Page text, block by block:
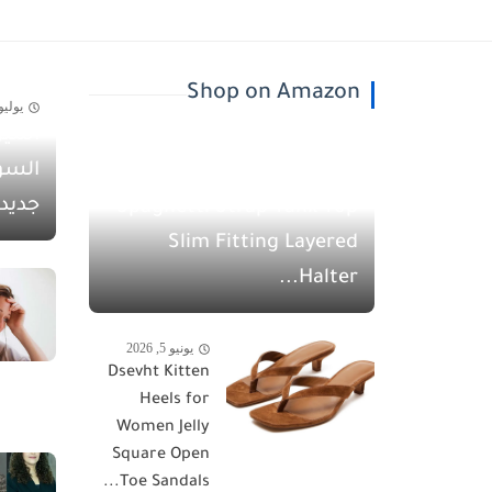
Shop on Amazon
Slim Fitting Layered
Halter...
يونيو 5, 2026
Dsevht Kitten
Heels for
Women Jelly
Square Open
Toe Sandals...
يوليو 30,